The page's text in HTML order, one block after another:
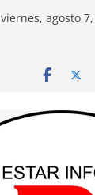
viernes, agosto